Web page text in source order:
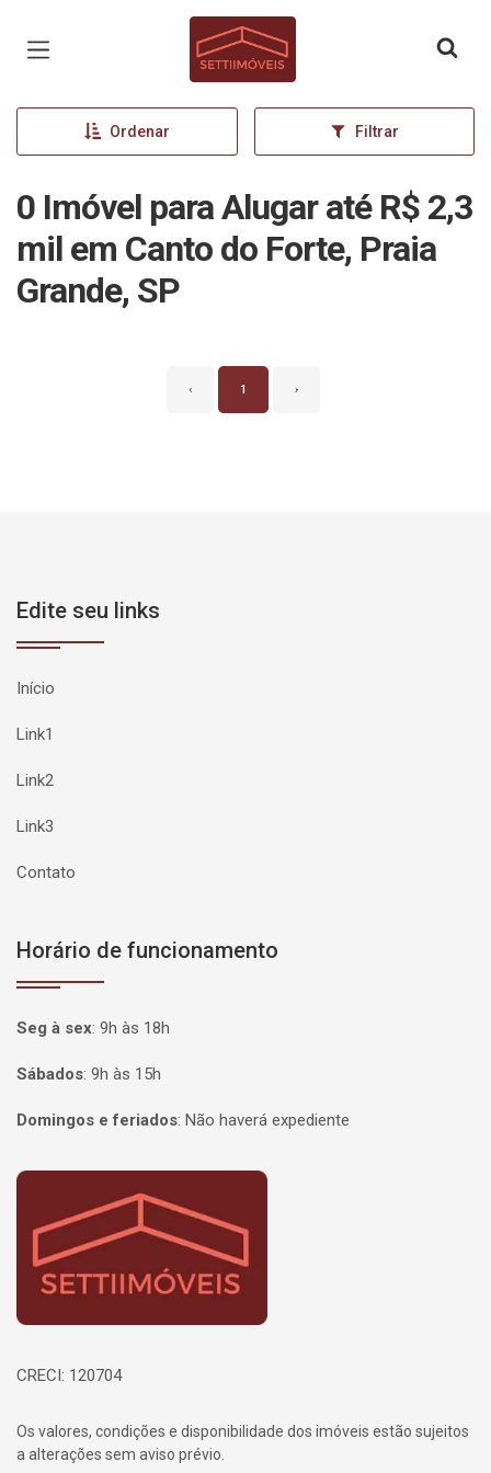
Página inicial
Ordenar Filtrar
0 Imóvel para Alugar até R$ 2,3
mil em Canto do Forte, Praia
Grande, SP
‹ 1 ›
Edite seu links
Início
Link1
Link2
Link3
Contato
Horário de funcionamento
Seg à sex: 9h às 18h
Sábados: 9h às 15h
Domingos e feriados: Não haverá expediente
Página inicial
CRECI: 120704
Os valores, condições e disponibilidade dos imóveis estão sujeitos
a alterações sem aviso prévio.